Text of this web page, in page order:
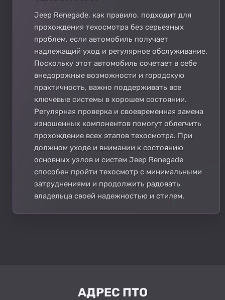
Jeep Renegade, как правило, подходит для
прохождения техосмотра без серьезных
проблем, если автомобиль получает
надлежащий уход и регулярное обслуживание.
Поскольку этот автомобиль сочетает в себе
внедорожные возможности и городскую
практичность, важно поддерживать все
ключевые системы в хорошем состоянии.
Регулярная проверка и своевременная замена
изношенных компонентов помогут облегчить
прохождение всех этапов техосмотра. При
должном уходе и внимании к состоянию
основных узлов и систем Jeep Renegade
способен пройти техосмотр с минимальными
затруднениями и продолжить радовать
владельца своей надежностью и стилем.
АДРЕС ПТО